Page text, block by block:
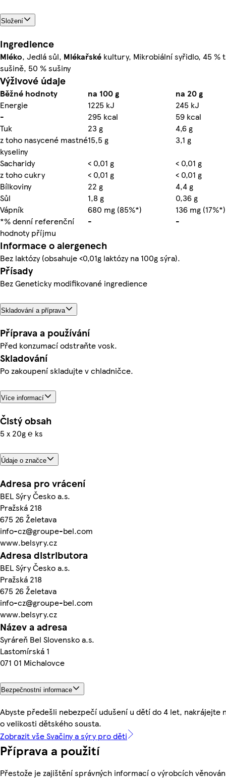
Složení
Ingredience
Mléko, Jedlá sůl, Mlékařské kultury, Mikrobiální syřidlo, 45 %
sušině, 50 % sušiny
Výživové údaje
Běžné hodnoty na 100 g
na 20 g
Energie
1225 kJ
245 kJ
-
295 kcal
59 kcal
Tuk
23 g
4,6 g
z toho nasycené mastné
kyseliny
15,5 g
3,1 g
Sacharidy
< 0,01 g
< 0,01 g
z toho cukry
< 0,01 g
< 0,01 g
Bílkoviny
22 g
4,4 g
Sůl
1,8 g
0,36 g
Vápník
680 mg (85%*)
136 mg (17%*)
*% denní referenční
hodnoty příjmu
- -
Informace o alergenech
Bez laktózy (obsahuje <0,01g laktózy na 100g sýra).
Přísady
Bez Geneticky modifikované ingredience
Skladování a příprava
Příprava a používání
Před konzumací odstraňte vosk.
Skladování
Po zakoupení skladujte v chladničce.
Více informací
Čistý obsah
5 x 20g ℮ ks
Údaje o značce
Adresa pro vrácení
BEL Sýry Česko a.s.
Pražská 218
675 26 Želetava
info-cz@groupe-bel.com
www.belsyry.cz
Adresa distributora
BEL Sýry Česko a.s.
Pražská 218
675 26 Želetava
info-cz@groupe-bel.com
www.belsyry.cz
Název a adresa
Syráreň Bel Slovensko a.s.
Lastomírská 1
071 01 Michalovce
Bezpečnostní informace
Abyste předešli nebezpečí udušení u dětí do 4 let, nakrájejte
o velikosti dětského sousta.
Zobrazit vše Svačiny a sýry pro děti
Příprava a použití
Přestože je zajištění správných informací o výrobcích